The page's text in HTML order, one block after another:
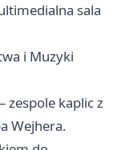
sala
i Muzyki
zespole kaplic z
Wejhera.